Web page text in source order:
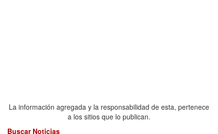
La información agregada y la responsabilidad de esta, pertenece
a los sitios que lo publican.
Buscar Noticias